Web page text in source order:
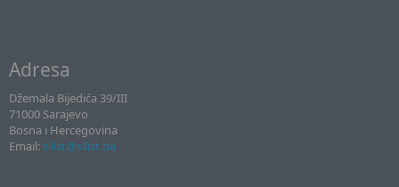
Adresa
Džemala Bijedića 39/III
71000 Sarajevo
Bosna i Hercegovina
Email: sllist@sllist.ba